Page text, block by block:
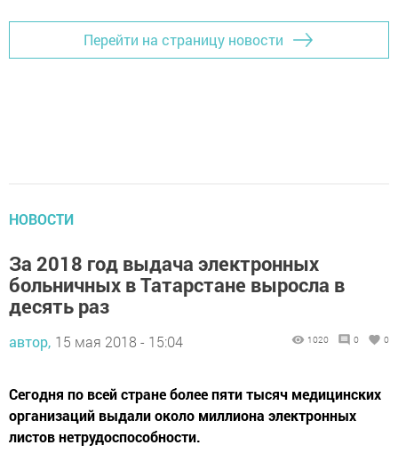
Перейти на страницу новости
НОВОСТИ
За 2018 год выдача электронных
больничных в Татарстане выросла в
десять раз
автор, 15 мая 2018 - 15:04 1020 0 0
Сегодня по всей стране более пяти тысяч медицинских
организаций выдали около миллиона электронных
листов нетрудоспособности.